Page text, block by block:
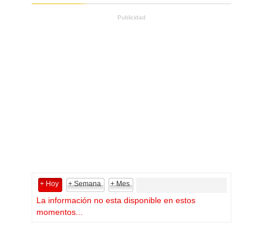
Publicidad
+ Hoy + Semana + Mes
La información no esta disponible en estos
momentos...